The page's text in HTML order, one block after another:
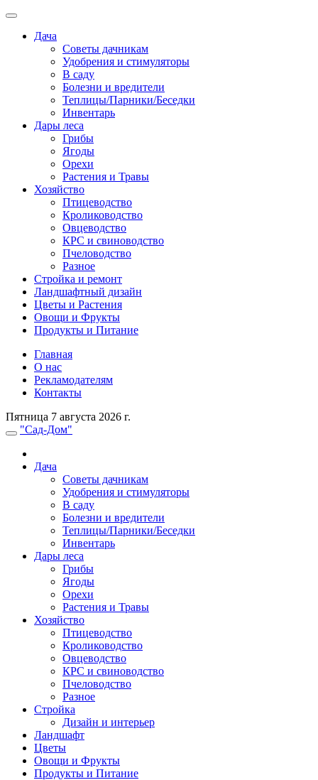
Дача
Советы дачникам
Удобрения и стимуляторы
В саду
Болезни и вредители
Теплицы/Парники/Беседки
Инвентарь
Дары леса
Грибы
Ягоды
Орехи
Растения и Травы
Хозяйство
Птицеводство
Кролиководство
Овцеводство
КРС и свиноводство
Пчеловодство
Разное
Стройка и ремонт
Ландшафтный дизайн
Цветы и Растения
Овощи и Фрукты
Продукты и Питание
Главная
О нас
Рекламодателям
Контакты
Пятница 7 августа 2026 г.
"Сад-Дом"
Дача
Советы дачникам
Удобрения и стимуляторы
В саду
Болезни и вредители
Теплицы/Парники/Беседки
Инвентарь
Дары леса
Грибы
Ягоды
Орехи
Растения и Травы
Хозяйство
Птицеводство
Кролиководство
Овцеводство
КРС и свиноводство
Пчеловодство
Разное
Стройка
Дизайн и интерьер
Ландшафт
Цветы
Овощи и Фрукты
Продукты и Питание